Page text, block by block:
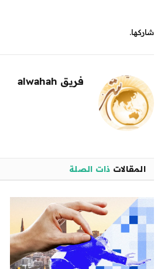
شاركها.
فريق alwahah
المقالات ذات الصلة